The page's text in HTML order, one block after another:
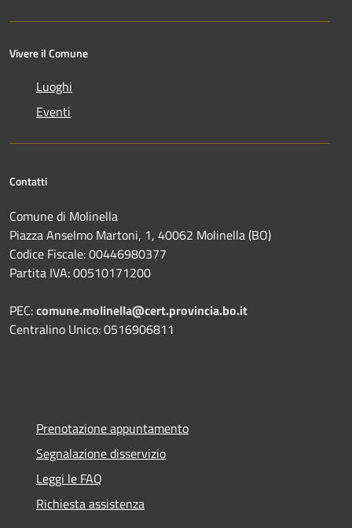
Vivere il Comune
Luoghi
Eventi
Contatti
Comune di Molinella
Piazza Anselmo Martoni, 1, 40062 Molinella (BO)
Codice Fiscale: 00446980377
Partita IVA: 00510171200
PEC:comune.molinella@cert.provincia.bo.it
Centralino Unico: 0516906811
Prenotazione appuntamento
Segnalazione disservizio
Leggi le FAQ
Richiesta assistenza